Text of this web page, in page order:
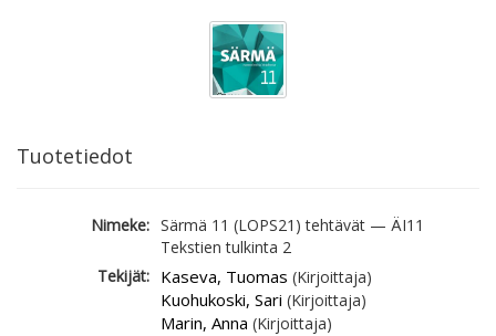
Tuotetiedot
Nimeke: Särmä 11 (LOPS21) tehtävät — ÄI11
Tekstien tulkinta 2
Tekijät: Kaseva, Tuomas (Kirjoittaja)
Kuohukoski, Sari (Kirjoittaja)
Marin, Anna (Kirjoittaja)